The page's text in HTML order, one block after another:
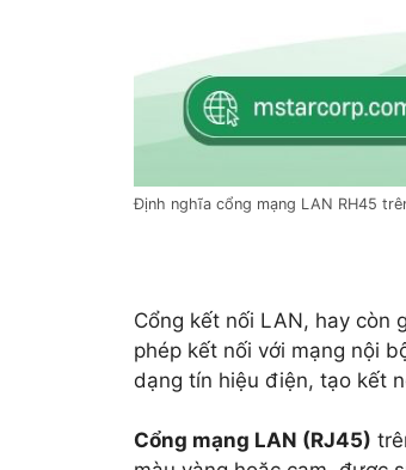
Định nghĩa cổng mạng LAN RH45
Cổng kết nối LAN, hay còn
phép kết nối với mạng nội
dạng tín hiệu điện, tạo kết
Cổng mạng LAN (RJ45)